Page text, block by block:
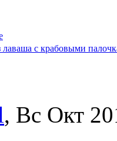
лаваша с крабовыми
, Вс Окт